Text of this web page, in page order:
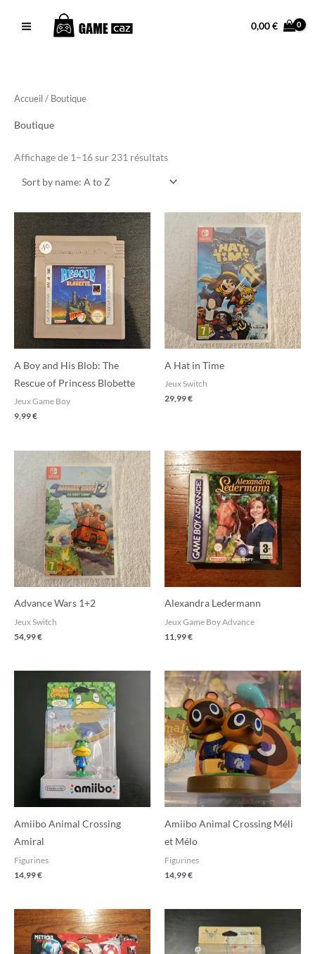
0,00€
Accueil / Boutique
Boutique
Affichage de 1–16 sur 231 résultats
A Boy and His Blob: The
Rescue of Princess Blobette
Jeux Game Boy
9,99€
A Hat in Time
Jeux Switch
29,99€
Advance Wars 1+2
Jeux Switch
54,99€
Alexandra Ledermann
Jeux Game Boy Advance
11,99€
Amiibo Animal Crossing
Amiral
Figurines
14,99€
Amiibo Animal Crossing Méli
et Mélo
Figurines
14,99€